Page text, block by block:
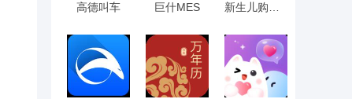
高德叫车 巨什MES